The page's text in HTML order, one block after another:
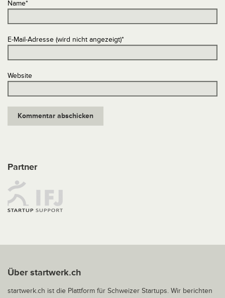
Name*
E-Mail-Adresse (wird nicht angezeigt)*
Website
Partner
Über startwerk.ch
startwerk.ch ist die Plattform für Schweizer Startups. Wir berichten